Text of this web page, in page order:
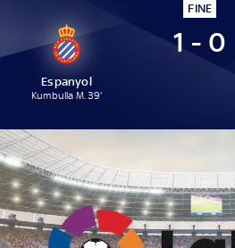
FINE
Espanyol
Kumbulla M. 39'
1 - 0